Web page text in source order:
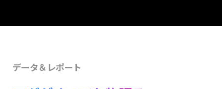
データ＆レポート